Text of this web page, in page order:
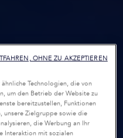
Technologien, die von
um den Betrieb der Website zu
bereitzustellen, Funktionen
unsere Zielgruppe sowie die
die Werbung an Ihr
Interaktion mit sozialen
OHNE ZU AKZEPTIEREN